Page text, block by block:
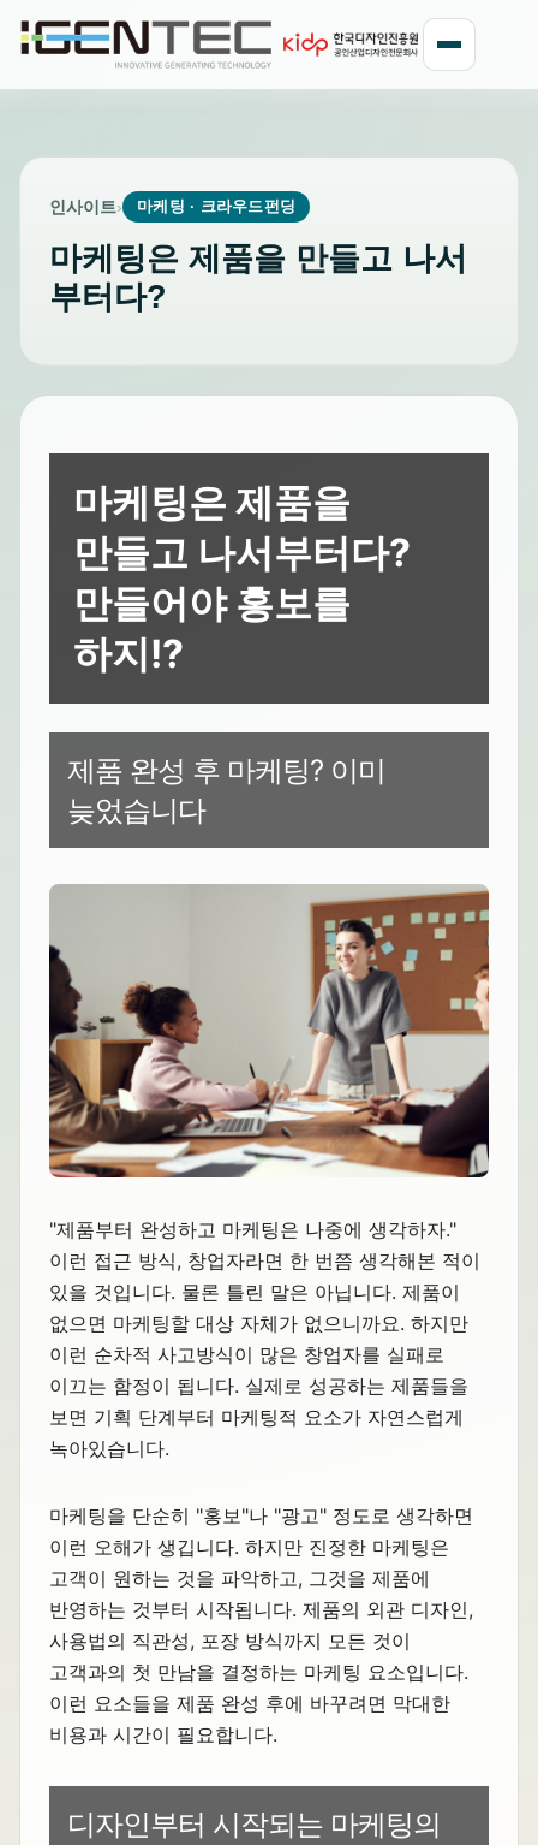
인사이트› 마케팅 · 크라우드펀딩
마케팅은 제품을 만들고 나서
부터다?
마케팅은 제품을
만들고 나서부터다?
만들어야 홍보를
하지!?
제품 완성 후 마케팅? 이미
늦었습니다
"제품부터 완성하고 마케팅은 나중에 생각하자."
이런 접근 방식, 창업자라면 한 번쯤 생각해본 적이
있을 것입니다. 물론 틀린 말은 아닙니다. 제품이
없으면 마케팅할 대상 자체가 없으니까요. 하지만
이런 순차적 사고방식이 많은 창업자를 실패로
이끄는 함정이 됩니다. 실제로 성공하는 제품들을
보면 기획 단계부터 마케팅적 요소가 자연스럽게
녹아있습니다.
마케팅을 단순히 "홍보"나 "광고" 정도로 생각하면
이런 오해가 생깁니다. 하지만 진정한 마케팅은
고객이 원하는 것을 파악하고, 그것을 제품에
반영하는 것부터 시작됩니다. 제품의 외관 디자인,
사용법의 직관성, 포장 방식까지 모든 것이
고객과의 첫 만남을 결정하는 마케팅 요소입니다.
이런 요소들을 제품 완성 후에 바꾸려면 막대한
비용과 시간이 필요합니다.
디자인부터 시작되는 마케팅의